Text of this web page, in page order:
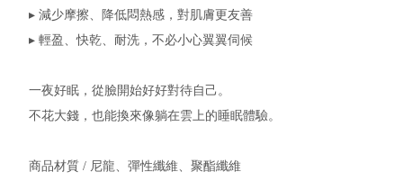
▸ 減少摩擦、降低悶熱感，對肌膚更友善
▸ 輕盈、快乾、耐洗，不必小心翼翼伺候
一夜好眠，從臉開始好好對待自己。
不花大錢，也能換來像躺在雲上的睡眠體驗。
商品材質 / 尼龍、彈性纖維、聚酯纖維